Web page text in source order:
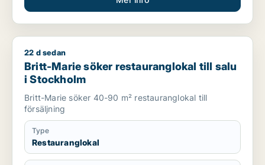
Britt-Marie söker restauranglokal till salu i Stockholm
22 d sedan
Britt-Marie söker restauranglokal till salu
i Stockholm
Britt-Marie söker 40-90 m² restauranglokal till
försäljning
Type
Restauranglokal